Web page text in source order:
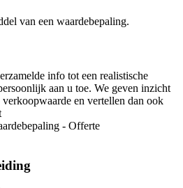
van een waardebepaling.
info tot een realistische
aan u toe. We geven inzicht
en vertellen dan ook